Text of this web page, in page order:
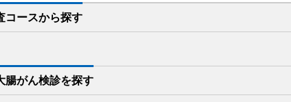
コースから探す
腸がん検診を探す